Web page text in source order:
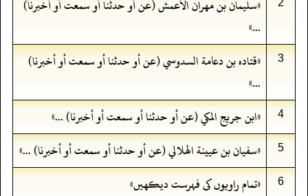
«سليمان بن مهران الأعمش (عن أو حدثنا أو سمعت أو أخبرنا)
...»
3
«قتاده بن دعامة السدوسي (عن أو حدثنا أو سمعت أو أخبرنا)
...»
4 «ابن جريج المكي (عن أو حدثنا أو سمعت أو أخبرنا) ...»
5 «سفيان بن عيينة الهلالي (عن أو حدثنا أو سمعت أو أخبرنا) ...»
6 «تمام راویوں کی فہرست دیکهیں»